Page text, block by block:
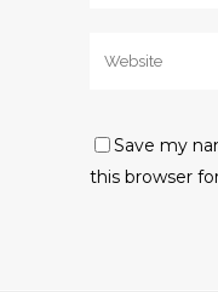
Save my
this browser